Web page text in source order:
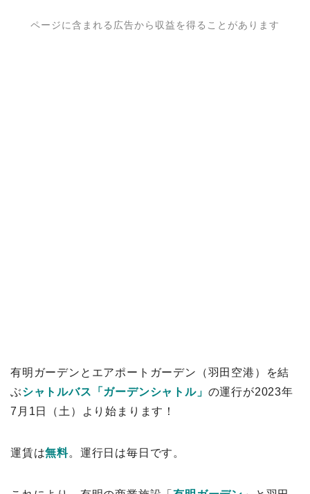
ページに含まれる広告から収益を得ることがあります
有明ガーデンとエアポートガーデン（羽田空港）を結
ぶシャトルバス「ガーデンシャトル」 の運行が2023年
7月1日（土）より始まります！
運賃は無料。運行日は毎日です。